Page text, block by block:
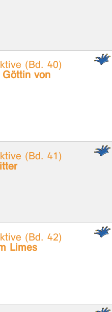
(Bd. 40)
Göttin von
(Bd. 41)
(Bd. 42)
Limes